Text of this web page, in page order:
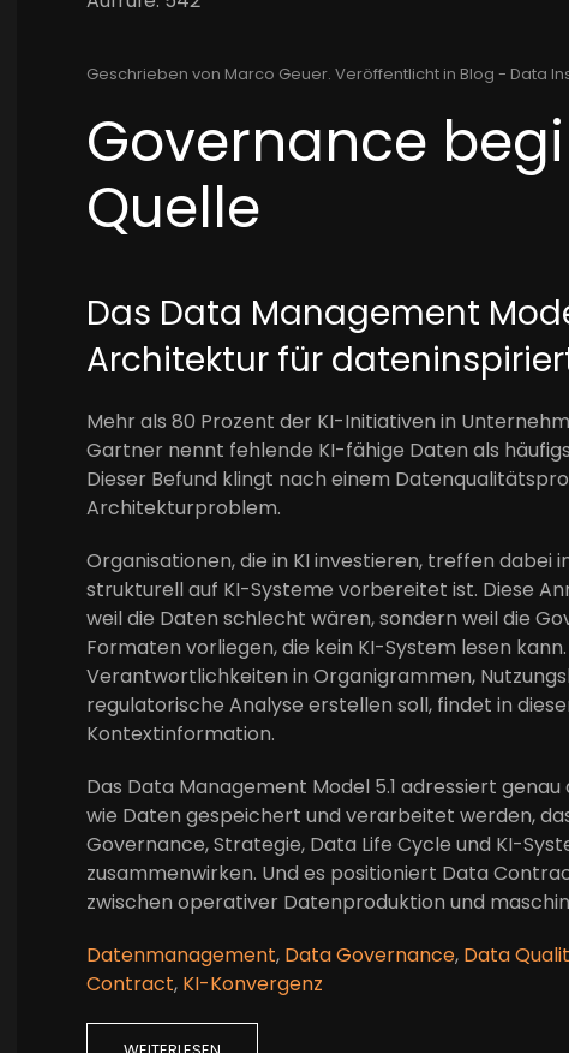
Geschrieben von Marco Geuer. Veröffentlicht in Blog - Data
Governance
Quelle
Das Data Management
Architektur für
Mehr als 80 Prozent der KI-Initiativen in
Gartner nennt fehlende KI-fähige Daten als
Dieser Befund klingt nach einem
Architekturproblem.
Organisationen, die in KI investieren, treffen dabei
strukturell auf KI-Systeme vorbereitet ist. Diese
weil die Daten schlecht wären, sondern weil die
Formaten vorliegen, die kein KI-System lesen
Verantwortlichkeiten in Organigrammen,
regulatorische Analyse erstellen soll, findet in
Kontextinformation.
Das Data Management Model 5.1 adressiert
wie Daten gespeichert und verarbeitet werden,
Governance, Strategie, Data Life Cycle und KI-
zusammenwirken. Und es positioniert Data
zwischen operativer Datenproduktion und
Datenmanagement, Data Governance, Data
Contract, KI-Konvergenz